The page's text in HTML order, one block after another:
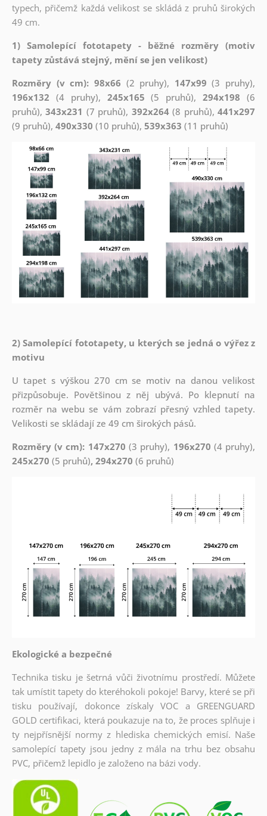
typech, přičemž každá velikost se skládá z pruhů širokých
49 cm.
1) Samolepící fototapety - běžné rozměry (motiv
tapety zůstává stejný, mění se jen velikost)
Rozměry (v cm): 98x66 (2 pruhy), 147x99 (3 pruhy),
196x132 (4 pruhy), 245x165 (5 pruhů),294x198 (6
pruhů),343x231 (7 pruhů), 392x264(8 pruhů),441x297
(9 pruhů), 490x330 (10 pruhů), 539x363 (11 pruhů)
2) Samolepící fototapety, u kterých se jedná o výřez z
motivu
U tapet s výškou 270 cm se motiv na danou velikost
přizpůsobuje. Povětšinou z něj ubývá. Po klepnutí na
rozměr na webu se vám zobrazí přesný vzhled tapety.
Velikosti se skládají ze 49 cm širokých pásů.
Rozměry (v cm): 147x270 (3 pruhy), 196x270 (4 pruhy),
245x270 (5 pruhů), 294x270 (6 pruhů)
Ekologické a bezpečné
Technika tisku je šetrná vůči životnímu prostředí. Můžete
tak umístit tapety do kteréhokoli pokoje! Barvy, které se při
tisku používají, dokonce získaly VOC a GREENGUARD
GOLD certifikaci, která poukazuje na to, že proces splňuje i
ty nejpřísnější normy z hlediska chemických emisí. Naše
samolepící tapety jsou jedny z mála na trhu bez obsahu
PVC, přičemž lepidlo je založeno na bázi vody.